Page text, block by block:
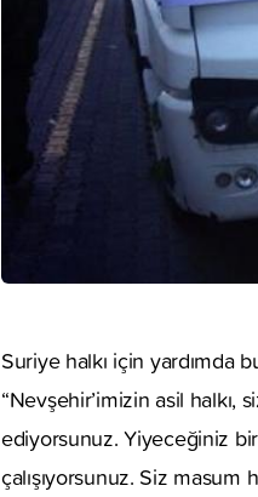
Suriye halkı için yardımda
“Nevşehir’imizin asil
ediyorsunuz. Yiyeceğiniz
çalışıyorsunuz. Siz masum